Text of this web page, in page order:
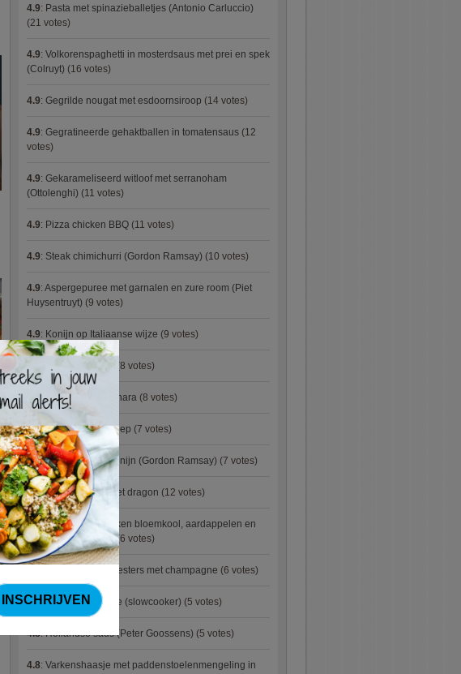
4.9: Pasta met spinazieballetjes (Antonio Carluccio)
(21 votes)
4.9: Volkorenspaghetti in mosterdsaus met prei en spek
(Colruyt) (16 votes)
4.9: Gegrilde nougat met esdoornsiroop (14 votes)
4.9: Gegratineerde gehaktballen in tomatensaus (12
votes)
4.9: Gekarameliseerd witloof met serranoham
(Ottolenghi) (11 votes)
4.9: Pizza chicken BBQ (11 votes)
4.9: Steak chimichurri (Gordon Ramsay) (10 votes)
4.9: Aspergepuree met garnalen en zure room (Piet
Huysentruyt) (9 votes)
4.9: Konijn op Italiaanse wijze (9 votes)
(8 votes)
4.9:Courgette carbonara (8 votes)
4.9:Aziatische preisoep (7 votes)
4.9:Fricassee van konijn (Gordon Ramsay) (7 votes)
4.8:Gestoofde kip met dragon (12 votes)
4.8:Zalm met gebakken bloemkool, aardappelen en
spek (Jeroen Meus)(6 votes)
Gegratineerde oesters met champagne (6 votes)
4.8:Linzenbolognese (slowcooker) (5 votes)
4.8:Hollandse saus (Peter Goossens) (5 votes)
4.8: Varkenshaasje met paddenstoelenmengeling in
×